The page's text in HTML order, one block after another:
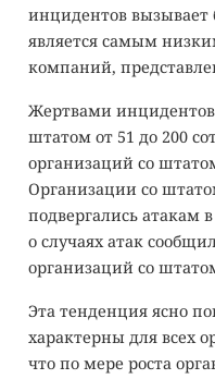
инцидентов вызывает
является самым
компаний,
Жертвами инцидентов
штатом от 51 до 200
организаций со
Организации со
подвергались атакам
о случаях атак
организаций со
Эта тенденция ясно
характерны для всех
что по мере роста